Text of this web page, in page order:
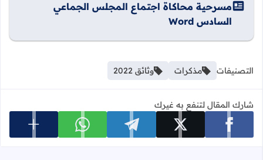
مسرحية محاكاة اجتماع المجلس الجماعي
السادس Word
التصنيفات مذكرات وثائق 2022
شارك المقال لتنفع به غيرك
شارك على facebook شارك على x شارك على telegram شارك على whatsapp عرض